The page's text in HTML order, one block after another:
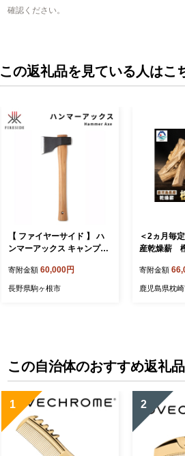
確認ください。
この返礼品を見ている人はこ
【 ファイヤーサイド 】 ハ
ンマーアックス キャンプ用
ヶ根市
寄附金額 60,000円
長野県駒ヶ根市
＜2ヵ月毎
産乾燥薪
ブ アウトド
ザ ボイラー
寄附金額
鹿児島県枕
この自治体のおすすめ返礼品
1 2